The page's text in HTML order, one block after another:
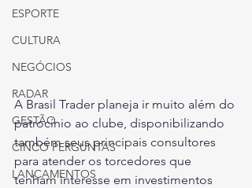
ESPORTE
CULTURA
NEGÓCIOS
RADAR
GESTÃO
CINCO PERGUNTAS
LANÇAMENTOS
A Brasil Trader planeja ir muito além do
patrocínio ao clube, disponibilizando
também seus principais consultores
para atender os torcedores que
tenham interesse em investimentos